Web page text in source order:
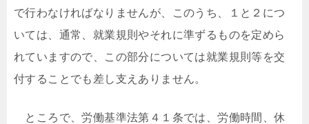
で行わなければなりませんが、このうち、１と２につ
いては、通常、就業規則やそれに準ずるものを定めら
れていますので、この部分については就業規則等を交
付することでも差し支えありません。
ところで、労働基準法第４１条では、労働時間、休